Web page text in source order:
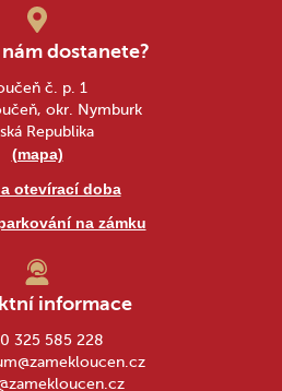
dostanete?
č. p. 1
okr. Nymburk
Republika
(mapa)
otevírací doba
na zámku
informace
325 585 228